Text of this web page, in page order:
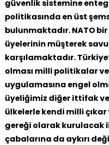
güvenlik sistemine
politikasında en üst
bulunmaktadır. NATO
üyelerinin müşterek
karşılamaktadır.
olması milli politikalar
uygulamasına engel
üyeliğimiz diğer ittifak
ülkelerle kendi milli
gereği olarak kurulacak
çabalarına da aykırı